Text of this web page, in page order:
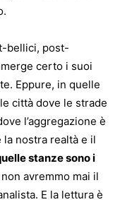
bellici, post-
certo i suoi
Eppure, in quelle
città dove le strade
l’aggregazione è
nostra realtà e il
stanze sono i
avremmo mai il
E la lettura è